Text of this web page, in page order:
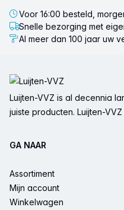
Voor 16:00 besteld,
Snelle bezorging met
Al meer dan 100 jaar uw
Luijten-VVZ is al decennia
juiste producten. Luijten-
GA NAAR
Assortiment
Mijn account
Winkelwagen